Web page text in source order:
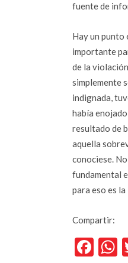
fuente de
Hay un punto
importante
de la
simplemente
indignada,
había
resultado de
aquella
conociese.
fundamental
para eso es
Compartir: